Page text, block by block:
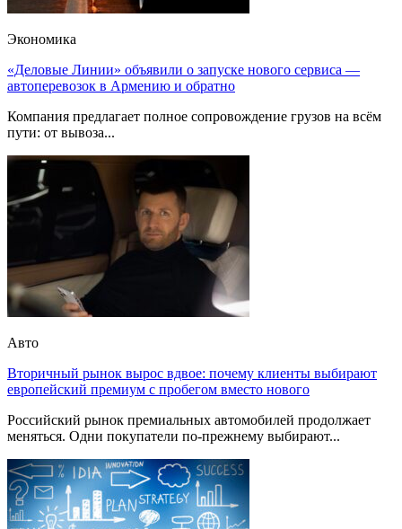
Экономика
«Деловые Линии» объявили о запуске нового сервиса —
автоперевозок в Армению и обратно
Компания предлагает полное сопровождение грузов на всём
пути: от вывоза...
Авто
Вторичный рынок вырос вдвое: почему клиенты выбирают
европейский премиум с пробегом вместо нового
Российский рынок премиальных автомобилей продолжает
меняться. Одни покупатели по-прежнему выбирают...